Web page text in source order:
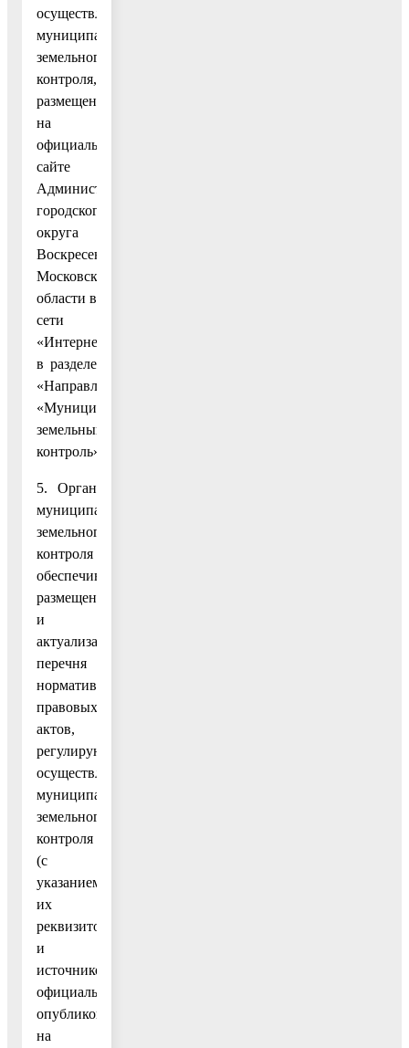
осуществление
муниципального
земельного
контроля,
размещен
на
официальном
сайте
Администрации
городского
округа
Воскресенск
Московской
области в
сети
«Интернет»
в разделе
«Направления»,
«Муниципальный
земельный
контроль».
5. Орган
муниципального
земельного
контроля
обеспечивает
размещение
и
актуализацию
перечня
нормативных
правовых
актов,
регулирующих
осуществление
муниципального
земельного
контроля
(с
указанием
их
реквизитов
и
источников
официального
опубликования),
на